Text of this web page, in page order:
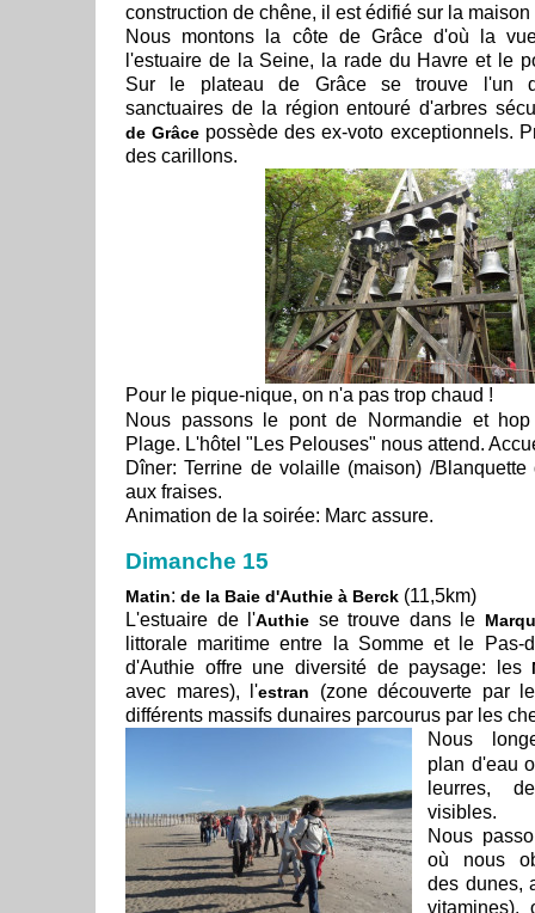
construction de chêne, il est édifié sur la maison
Nous montons la côte de Grâce d'où la
l'estuaire de la Seine, la rade du Havre et le
Sur le plateau de Grâce se trouve l'un
sanctuaires de la région entouré d'arbres
de Grâce possède des ex-voto exceptionnels.
des carillons.
Pour le pique-nique, on n'a pas trop chaud !
Nous passons le pont de Normandie et
Plage. L'hôtel "Les Pelouses" nous attend.
Dîner: Terrine de volaille (maison) /
aux fraises.
Animation de la soirée: Marc assure.
Dimanche 15
Matin: de la Baie d'Authie à Berck (11,5km)
L'estuaire de l'Authie se trouve dans le
littorale maritime entre la Somme et le Pas-
d'Authie offre une diversité de paysage: les
avec mares), l'estran
(zone découverte par
différents massifs dunaires parcourus par les
Nous
plan d'eau
leurres,
visibles.
Nous
où nous
des dunes,
vitamines),